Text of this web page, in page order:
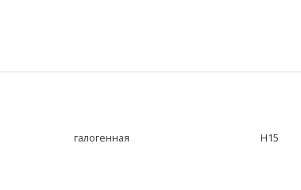
галогенная H15